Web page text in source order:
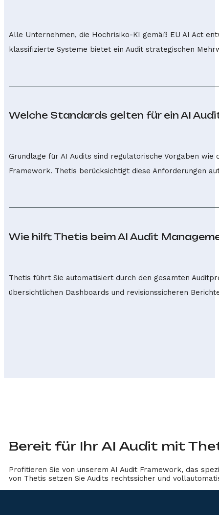
Alle Unternehmen, die Hochrisiko-KI gemäß EU AI Act
klassifizierte Systeme bietet ein Audit strategischen
Welche Standards gelten für ein AI
Grundlage für AI Audits sind regulatorische Vorgaben wie
Framework. Thetis berücksichtigt diese Anforderungen
Wie hilft Thetis beim AI Audit
Thetis führt Sie automatisiert durch den gesamten
übersichtlichen Dashboards und revisionssicheren
Bereit für Ihr AI Audit mit
Profitieren Sie von unserem AI Audit Framework, das
von Thetis setzen Sie Audits rechtssicher und